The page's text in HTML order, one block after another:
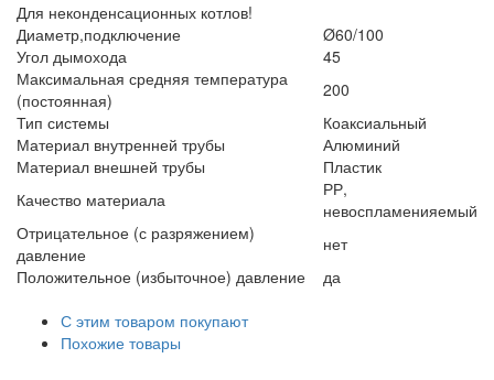
Для неконденсационных котлов!
Диаметр,подключение
Ø60/100
Угол дымохода
45
Максимальная средняя температура
(постоянная)
200
Тип системы
Коаксиальный
Материал внутренней трубы
Алюминий
Материал внешней трубы
Пластик
Качество материала
РР,
невоспламенияемый
Отрицательное (с разряжением)
давление
нет
Положительное (избыточное) давление
да
С этим товаром покупают
Похожие товары